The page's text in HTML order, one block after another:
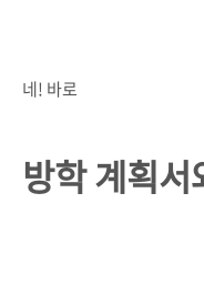
네! 바로
방학 계획